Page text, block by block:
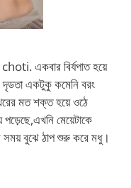
একবার বির্যপাত হয়ে
দৃডতা একটুকু কমেনি বরং
মত শক্ত হয়ে ওঠে
মেয়েটাকে
সময় বুঝে ঠাপ শুরু করে মধু।